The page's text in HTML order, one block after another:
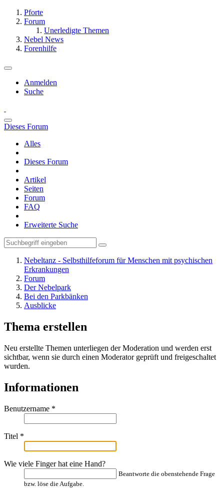
Pforte
Forum
Unerledigte Themen
Nebel News
Forenhilfe
Anmelden
Suche
Dieses Forum
Alles
Dieses Forum
Artikel
Seiten
Forum
FAQ
Erweiterte Suche
Nebeltanz - Selbsthilfeforum für Menschen mit psychischen
Erkrankungen
Forum
Der Nebelpark
Bei den Parkbänken
Ausblicke
Thema erstellen
Neu erstellte Themen unterliegen der Moderation und werden erst
sichtbar, wenn sie durch einen Moderator geprüft und freigeschaltet
wurden.
Informationen
Benutzername *
Titel *
Wie viele Finger hat eine Hand?
Beantworte die obenstehende Frage
bzw. löse die Aufgabe.